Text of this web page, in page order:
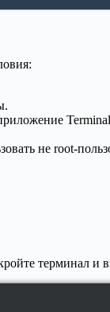
приложение
не root-
терминал